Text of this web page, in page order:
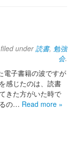
filed under読書, 勉強
会.
電子書籍の波ですが
感じたのは、読書
きた方がいた時で
の… Read more »